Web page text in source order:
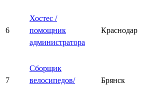
6
Хостес /
помощник
администратора
Краснодар
7
Сборщик
велосипедов/
Брянск